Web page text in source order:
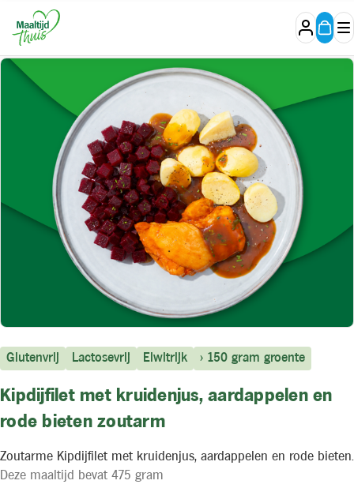
Glutenvrij Lactosevrij Eiwitrijk > 150 gram groente
Kipdijfilet met kruidenjus, aardappelen en
rode bieten zoutarm
Zoutarme Kipdijfilet met kruidenjus, aardappelen en rode bieten.
Deze maaltijd bevat 475 gram